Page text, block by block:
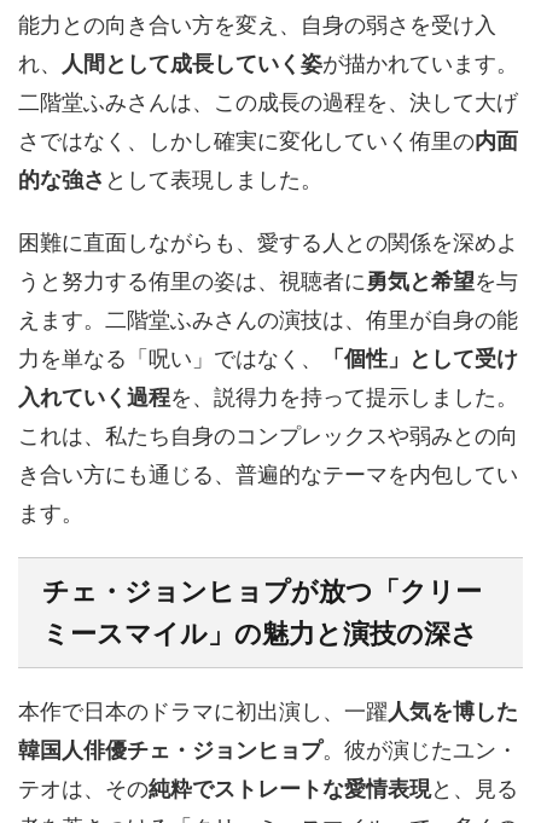
能力との向き合い方を変え、自身の弱さを受け入
れ、
人間として成長していく姿が描かれています。
二階堂ふみさんは、この成長の過程を、決して大げ
さではなく、しかし確実に変化していく侑里の内面
的な強さ として表現しました。
困難に直面しながらも、愛する人との関係を深めよ
うと努力する侑里の姿は、視聴者に勇気と希望を与
えます。二階堂ふみさんの演技は、侑里が自身の能
力を単なる「呪い」ではなく、
「個性」として受け
入れていく過程を、説得力を持って提示しました。
これは、私たち自身のコンプレックスや弱みとの向
き合い方にも通じる、普遍的なテーマを内包してい
ます。
チェ・ジョンヒョプが放つ「クリー
ミースマイル」の魅力と演技の深さ
本作で日本のドラマに初出演し、一躍人気を博した
韓国人俳優チェ・ジョンヒョプ。彼が演じたユン・
テオは、その純粋でストレートな愛情表現と、見る